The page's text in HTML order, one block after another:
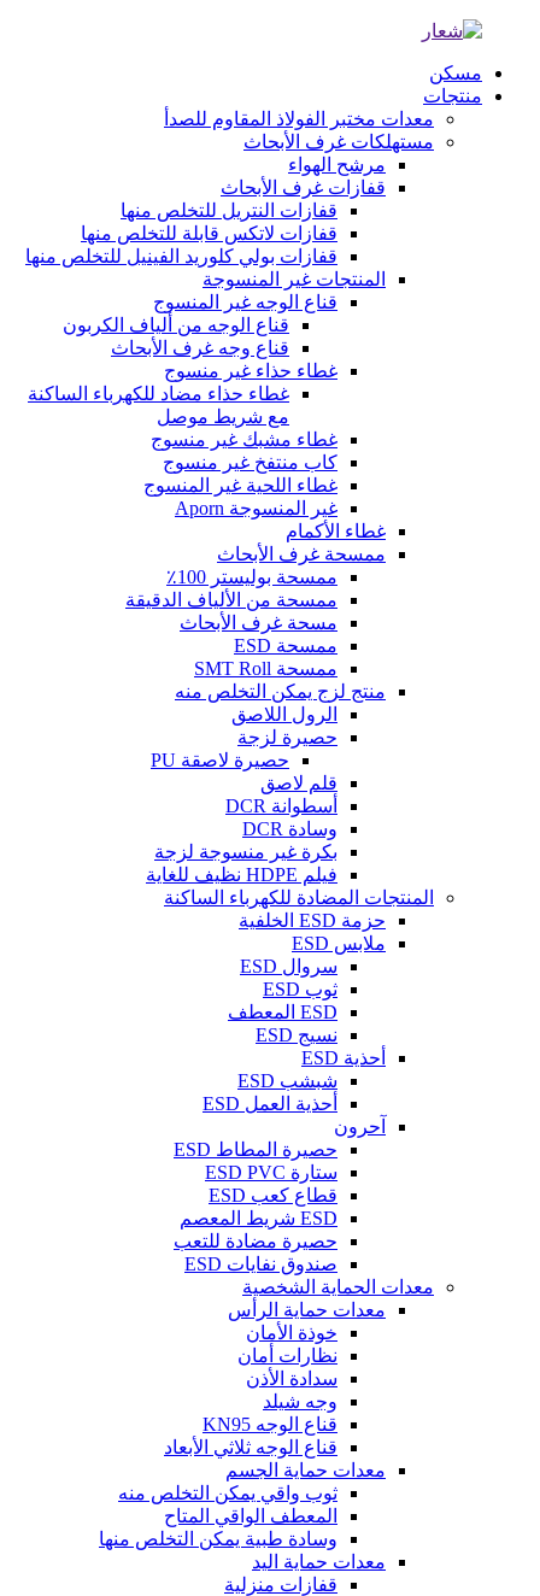
مسكن
منتجات
معدات مختبر الفولاذ المقاوم للصدأ
مستهلكات غرف الأبحاث
مرشح الهواء
قفازات غرف الأبحاث
قفازات النتريل للتخلص منها
قفازات لاتكس قابلة للتخلص منها
قفازات بولي كلوريد الفينيل للتخلص منها
المنتجات غير المنسوجة
قناع الوجه غير المنسوج
قناع الوجه من ألياف الكربون
قناع وجه غرف الأبحاث
غطاء حذاء غير منسوج
غطاء حذاء مضاد للكهرباء الساكنة
مع شريط موصل
غطاء مشبك غير منسوج
كاب منتفخ غير منسوج
غطاء اللحية غير المنسوج
غير المنسوجة Aporn
غطاء الأكمام
ممسحة غرف الأبحاث
ممسحة بوليستر 100٪
ممسحة من الألياف الدقيقة
مسحة غرف الأبحاث
ممسحة ESD
ممسحة SMT Roll
منتج لزج يمكن التخلص منه
الرول اللاصق
حصيرة لزجة
حصيرة لاصقة PU
قلم لاصق
أسطوانة DCR
وسادة DCR
بكرة غير منسوجة لزجة
فيلم HDPE نظيف للغاية
المنتجات المضادة للكهرباء الساكنة
حزمة ESD الخلفية
ملابس ESD
سروال ESD
ثوب ESD
ESD المعطف
نسيج ESD
أحذية ESD
شبشب ESD
أحذية العمل ESD
آحرون
حصيرة المطاط ESD
ستارة ESD PVC
قطاع كعب ESD
ESD شريط المعصم
حصيرة مضادة للتعب
صندوق نفايات ESD
معدات الحماية الشخصية
معدات حماية الرأس
خوذة الأمان
نظارات أمان
سدادة الأذن
وجه شيلد
قناع الوجه KN95
قناع الوجه ثلاثي الأبعاد
معدات حماية الجسم
ثوب واقي يمكن التخلص منه
المعطف الواقي المتاح
وسادة طبية يمكن التخلص منها
معدات حماية اليد
قفازات منزلية